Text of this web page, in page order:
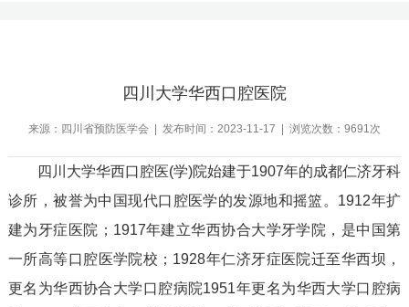
四川大学华西口腔医院
来源：四川省预防医学会 | 发布时间：2023-11-17 | 浏览次数：9691次
四川大学华西口腔医(学)院始建于1907年的成都仁济牙科
诊所，被誉为中国现代口腔医学的发源地和摇篮。1912年扩
建为牙症医院；1917年建立华西协合大学牙学院，是中国第
一所高等口腔医学院校；1928年仁济牙症医院迁至华西坝，
更名为华西协合大学口腔病院1951年更名为华西大学口腔病